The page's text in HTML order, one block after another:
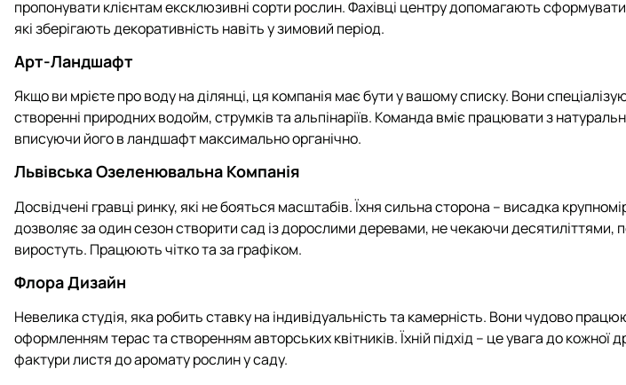
пропонувати клієнтам ексклюзивні сорти рослин. Фахівці центру допомагають сформувати
які зберігають декоративність навіть у зимовий період.
Арт-Ландшафт
Якщо ви мрієте про воду на ділянці, ця компанія має бути у вашому списку. Вони
створенні природних водойм, струмків та альпінаріїв. Команда вміє працювати з
вписуючи його в ландшафт максимально органічно.
Львівська Озеленювальна Компанія
Досвідчені гравці ринку, які не бояться масштабів. Їхня сильна сторона – висадка
дозволяє за один сезон створити сад із дорослими деревами, не чекаючи десятиліттями,
виростуть. Працюють чітко та за графіком.
Флора Дизайн
Невелика студія, яка робить ставку на індивідуальність та камерність. Вони чудово
оформленням терас та створенням авторських квітників. Їхній підхід – це увага до кожної
фактури листя до аромату рослин у саду.